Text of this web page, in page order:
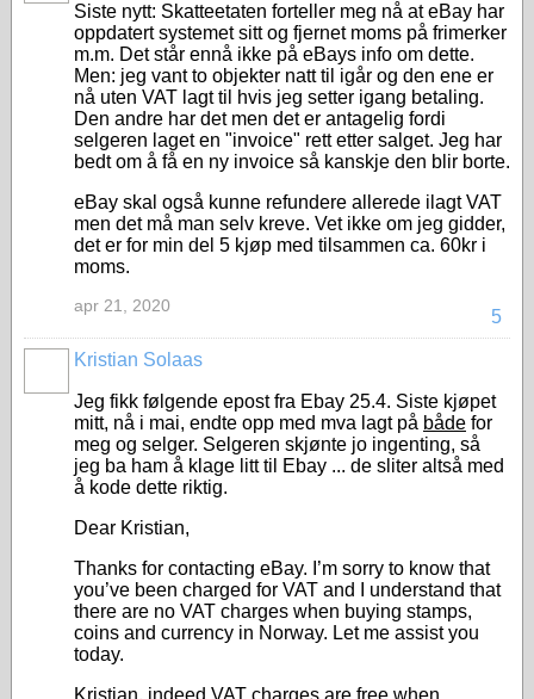
Siste nytt: Skatteetaten forteller meg nå at eBay har
oppdatert systemet sitt og fjernet moms på frimerker
m.m. Det står ennå ikke på eBays info om dette.
Men: jeg vant to objekter natt til igår og den ene er
nå uten VAT lagt til hvis jeg setter igang betaling.
Den andre har det men det er antagelig fordi
selgeren laget en "invoice" rett etter salget. Jeg har
bedt om å få en ny invoice så kanskje den blir borte.
eBay skal også kunne refundere allerede ilagt VAT
men det må man selv kreve. Vet ikke om jeg gidder,
det er for min del 5 kjøp med tilsammen ca. 60kr i
moms.
5
apr 21, 2020
Kristian Solaas
Jeg fikk følgende epost fra Ebay 25.4. Siste kjøpet
mitt, nå i mai, endte opp med mva lagt på både for
meg og selger. Selgeren skjønte jo ingenting, så
jeg ba ham å klage litt til Ebay ... de sliter altså med
å kode dette riktig.
Dear Kristian,
Thanks for contacting eBay. I’m sorry to know that
you’ve been charged for VAT and I understand that
there are no VAT charges when buying stamps,
coins and currency in Norway. Let me assist you
today.
Kristian, indeed VAT charges are free when